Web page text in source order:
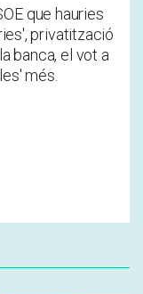
que hauries
privatització
banca, el vot a
més.